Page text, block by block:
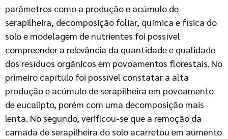
parâmetros como a produção e acúmulo de
serapilheira, decomposição foliar, química e física do
solo e modelagem de nutrientes foi possível
compreender a relevância da quantidade e qualidade
dos resíduos orgânicos em povoamentos florestais. No
primeiro capítulo foi possível constatar a alta
produção e acúmulo de serapilheira em povoamento
de eucalipto, porém com uma decomposição mais
lenta. No segundo, verificou-se que a remoção da
camada de serapilheira do solo acarretou em aumento